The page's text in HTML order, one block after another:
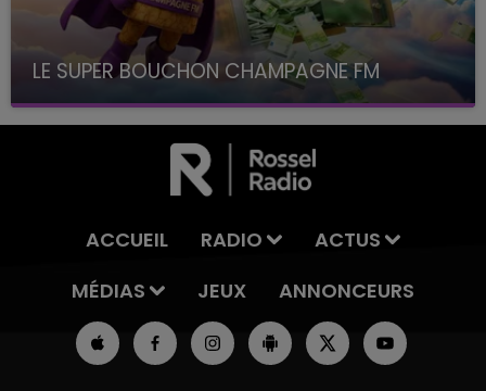
LE SUPER BOUCHON CHAMPAGNE FM
avec La Famille Champagne FM, à 8H10
ACCUEIL RADIO
ACTUS
MÉDIAS
JEUX ANNONCEURS